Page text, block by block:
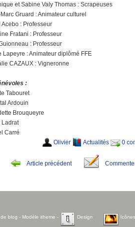
et Sabine Valy Thomas : Scrapeuses
Gruard : Animateur culturel
Acebo : Professeur
Fratani : Professeur
: Professeur
Lapeyre : Animateur diplômé FFE
CAZAUX : Vigneronne
:
Tabouret
Ardouin
Brouqueyre
Ladrat
Carré
Olivier
Actualités 0
Article précédent
blog - Modèle itheme - Design Icônes